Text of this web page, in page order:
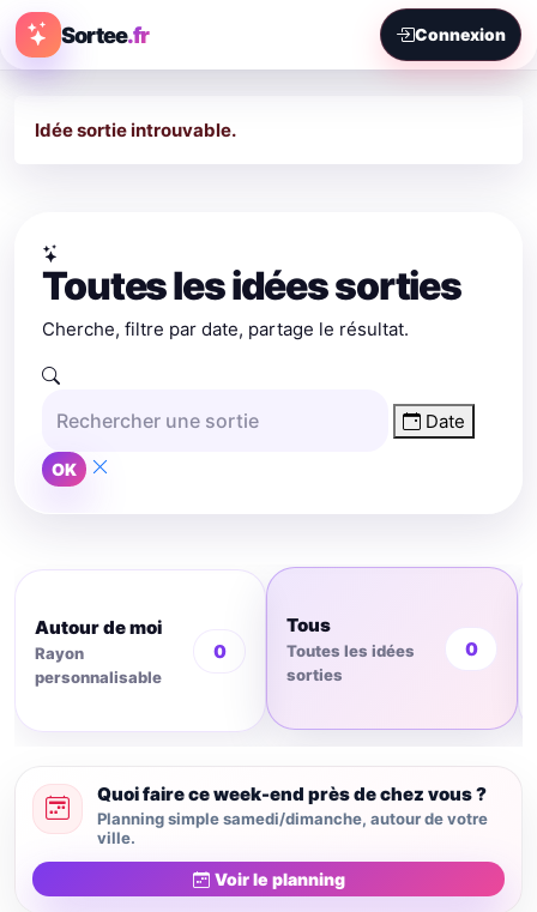
Sortee.fr Connexion
Idée sortie introuvable.
Toutes les idées sorties
Cherche, filtre par date, partage le résultat.
Date
OK
Autour de moi
Rayon
personnalisable
0
Tous
Toutes les idées
sorties
0
Quoi faire ce week-end près de chez vous ?
Planning simple samedi/dimanche, autour de votre
ville.
Voir le planning